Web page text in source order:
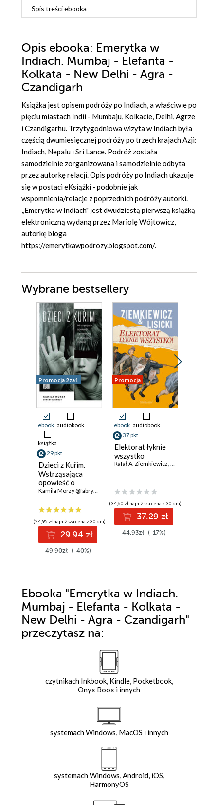
Spis treściebooka
Opis ebooka: Emerytka w
Indiach. Mumbaj - Elefanta -
Kolkata - New Delhi - Agra -
Czandigarh
Książka jest opisem podróży po Indiach, a właściwie po
pięciu miastach Indii - Mumbaju, Kolkacie, Delhi, Agrze
i Czandigarhu. Trzytygodniowa wizyta w Indiach była
częścią dwumiesięcznej podróży po trzech krajach Azji:
Indiach, Nepalu i Sri Lance. Podróż została
samodzielnie zorganizowana i samodzielnie odbyta
przez autorkę relacji. Opis podróży po Indiach ukazuje
się w postaci eKsiążki - podobnie jak
wspomnienia/relacje z poprzednich podróży autorki.
,,Emerytka w Indiach" jest dwudziestą pierwszą książką
elektroniczną wydaną przez Mariolę Wójtowicz,
autorkę bloga
https://emerytkawpodrozy.blogspot.com/.
Wybrane bestsellery
Promocja 2za1
ebook audiobook
książka
29 pkt
Dzieci z Kuřim.
Wstrząsająca
opowieść o
przemocy,
Kamila Morzy @fabrykagrozy
(24,95 zł najniższa cena z 30 dni)
29.94 zł
49.90zł (-40%)
Promocja
ebook audiobook
37 pkt
Elektorat łyknie
wszystko
Rafał A. Ziemkiewicz, Paweł Lisicki
(34,60 zł najniższa cena z 30 dni)
37.29 zł
44.93zł (-17%)
Ebooka "Emerytka w Indiach.
Mumbaj - Elefanta - Kolkata -
New Delhi - Agra - Czandigarh"
przeczytasz na:
czytnikach Inkbook, Kindle, Pocketbook,
Onyx Boox i innych
systemach Windows, MacOS i innych
systemach Windows, Android, iOS,
HarmonyOS